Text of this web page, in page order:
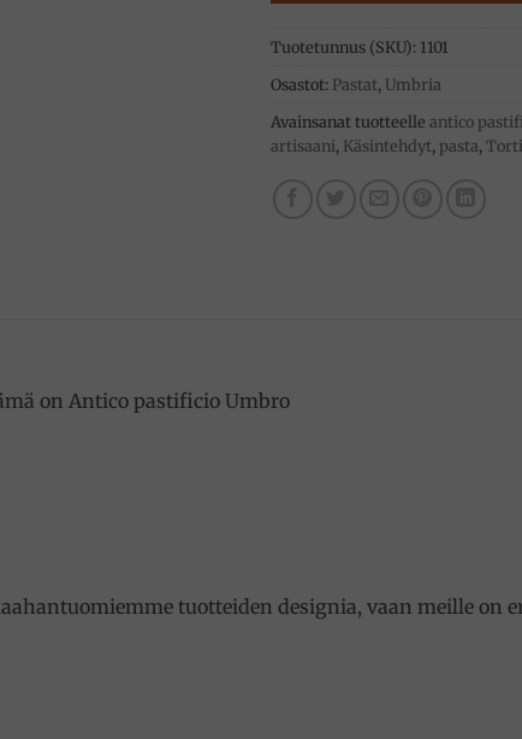
Tuotetunnus (SKU): 1101
Osastot: Pastat, Umbria
Avainsanat tuotteelle antico
artisaani, Käsintehdyt,pasta,
on Antico pastificio Umbro
tuotteiden designia, vaan meille on